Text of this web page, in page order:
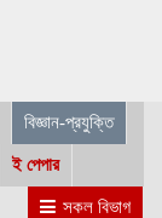
বিজ্ঞান-প্রযুক্তি
ই পেপার
সকল বিভাগ